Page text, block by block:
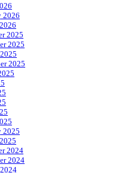
2026
2025
2025
2025
2025
2024
2024